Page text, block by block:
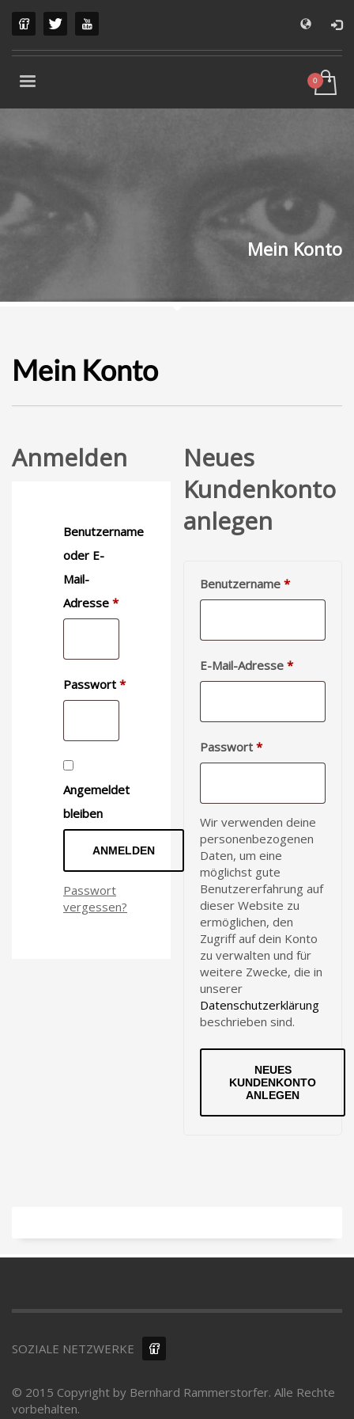
Mein Konto
Mein Konto
Anmelden
Benutzername
oder E-
Mail-
Adresse *Erforderlich
Passwort *
Erforderlich
Angemeldet
bleiben
ANMELDEN
Passwort
vergessen?
Neues
Kundenkonto
anlegen
Benutzername*Erforderlich
E-Mail-Adresse*
Passwort*Erforderlich
Wir verwenden deine
personenbezogenen
Daten, um eine
möglichst gute
Benutzererfahrung auf
dieser Website zu
ermöglichen, den
Zugriff auf dein Konto
zu verwalten und für
weitere Zwecke, die in
unserer
Datenschutzerklärung
beschrieben sind.
NEUES
KUNDENKONTO
ANLEGEN
SOZIALE NETZWERKE
© 2015 Copyright by Bernhard Rammerstorfer. Alle Rechte
vorbehalten.